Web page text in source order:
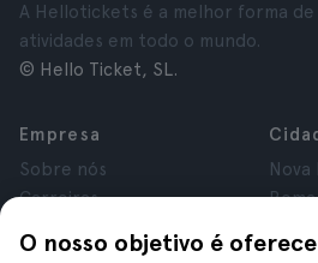
O nosso objetivo é
A Hellotickets é a melhor forma
atividades em todo o mundo.
© Hello Ticket, SL.
Empresa
Sobre nós
Carreiras
Avaliações
Roma